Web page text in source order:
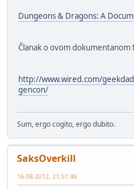
Dungeons & Dragons: A
Članak o ovom
http://www.wired.com/
gencon/
Sum, ergo cogito, ergo dubito.
SaksOverkill
16-08-2012, 21:51:46